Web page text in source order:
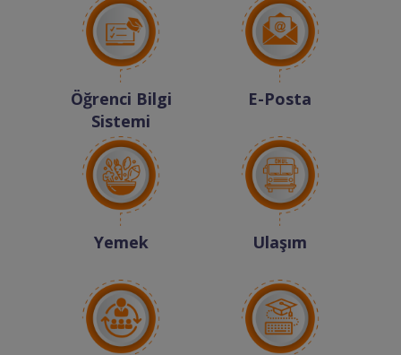
Öğrenci Bilgi
Sistemi
E-Posta
Yemek Ulaşım